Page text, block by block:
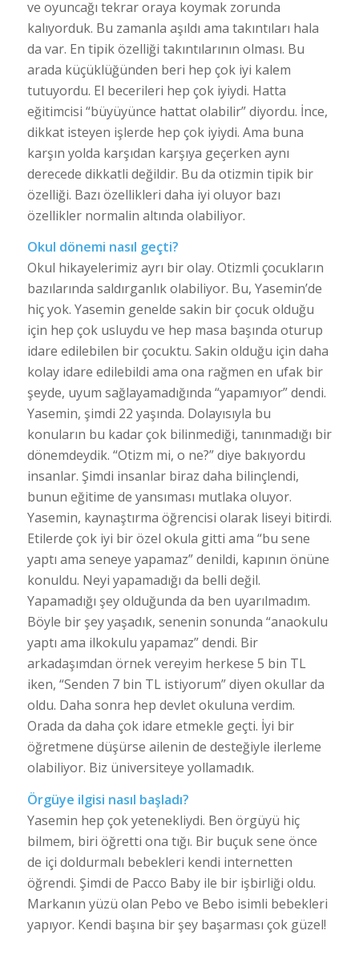
ve oyuncağı tekrar oraya koymak zorunda
kalıyorduk. Bu zamanla aşıldı ama takıntıları hala
da var. En tipik özelliği takıntılarının olması. Bu
arada küçüklüğünden beri hep çok iyi kalem
tutuyordu. El becerileri hep çok iyiydi. Hatta
eğitimcisi “büyüyünce hattat olabilir” diyordu. İnce,
dikkat isteyen işlerde hep çok iyiydi. Ama buna
karşın yolda karşıdan karşıya geçerken aynı
derecede dikkatli değildir. Bu da otizmin tipik bir
özelliği. Bazı özellikleri daha iyi oluyor bazı
özellikler normalin altında olabiliyor.
Okul dönemi nasıl geçti?
Okul hikayelerimiz ayrı bir olay. Otizmli çocukların
bazılarında saldırganlık olabiliyor. Bu, Yasemin’de
hiç yok. Yasemin genelde sakin bir çocuk olduğu
için hep çok usluydu ve hep masa başında oturup
idare edilebilen bir çocuktu. Sakin olduğu için daha
kolay idare edilebildi ama ona rağmen en ufak bir
şeyde, uyum sağlayamadığında “yapamıyor” dendi.
Yasemin, şimdi 22 yaşında. Dolayısıyla bu
konuların bu kadar çok bilinmediği, tanınmadığı bir
dönemdeydik. “Otizm mi, o ne?” diye bakıyordu
insanlar. Şimdi insanlar biraz daha bilinçlendi,
bunun eğitime de yansıması mutlaka oluyor.
Yasemin, kaynaştırma öğrencisi olarak liseyi bitirdi.
Etilerde çok iyi bir özel okula gitti ama “bu sene
yaptı ama seneye yapamaz” denildi, kapının önüne
konuldu. Neyi yapamadığı da belli değil.
Yapamadığı şey olduğunda da ben uyarılmadım.
Böyle bir şey yaşadık, senenin sonunda “anaokulu
yaptı ama ilkokulu yapamaz” dendi. Bir
arkadaşımdan örnek vereyim herkese 5 bin TL
iken, “Senden 7 bin TL istiyorum” diyen okullar da
oldu. Daha sonra hep devlet okuluna verdim.
Orada da daha çok idare etmekle geçti. İyi bir
öğretmene düşürse ailenin de desteğiyle ilerleme
olabiliyor. Biz üniversiteye yollamadık.
Örgüye ilgisi nasıl başladı?
Yasemin hep çok yetenekliydi. Ben örgüyü hiç
bilmem, biri öğretti ona tığı. Bir buçuk sene önce
de içi doldurmalı bebekleri kendi internetten
öğrendi. Şimdi de Pacco Baby ile bir işbirliği oldu.
Markanın yüzü olan Pebo ve Bebo isimli bebekleri
yapıyor. Kendi başına bir şey başarması çok güzel!